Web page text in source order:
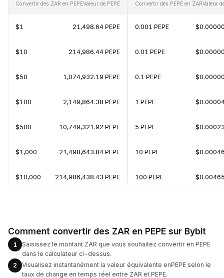
Convertir des ZAR en PEPEValeur de PEPE
$1 21,498.64 PEPE
$10 214,986.44 PEPE
$50 1,074,932.19 PEPE
$100 2,149,864.38 PEPE
$500 10,749,321.92 PEPE
$1,000 21,498,643.84 PEPE
$10,000 214,986,438.43 PEPE
Convertir des PEPE en ZARValeur
0.001 PEPE
0.01 PEPE
0.1 PEPE
1 PEPE
5 PEPE
10 PEPE
100 PEPE
Comment convertir des ZAR en PEPE sur Bybit
1
Saisissez le montant ZAR que vous souhaitez convertir en PEPE
dans le calculateur ci-dessus.
2
Visualisez instantanément la valeur équivalente enPEPE selon le
taux de change en temps réel entre ZAR et PEPE.